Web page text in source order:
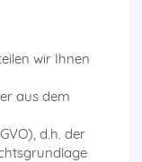
wir Ihnen
aus dem
d.h. der